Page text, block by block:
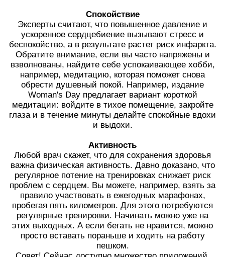
Спокойствие
Эксперты считают, что повышенное давление и
ускоренное сердцебиение вызывают стресс и
беспокойство, а в результате растет риск инфаркта.
Обратите внимание, если вы часто напряжены и
взволнованы, найдите себе успокаивающее хобби,
например, медитацию, которая поможет снова
обрести душевный покой. Например, издание
Woman's Day предлагает вариант короткой
медитации: войдите в тихое помещение, закройте
глаза и в течение минуты делайте спокойные вдохи
и выдохи.
Активность
Любой врач скажет, что для сохранения здоровья
важна физическая активность. Давно доказано, что
регулярное потение на тренировках снижает риск
проблем с сердцем. Вы можете, например, взять за
правило участвовать в ежегодных марафонах,
пробегая пять километров. Для этого потребуются
регулярные тренировки. Начинать можно уже на
этих выходных. А если бегать не нравится, можно
просто вставать пораньше и ходить на работу
пешком.